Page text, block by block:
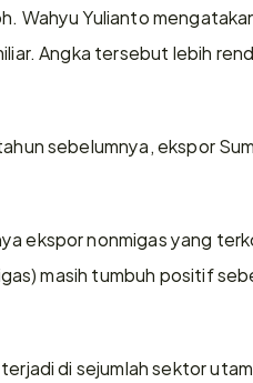
Wahyu Yulianto
Angka tersebut lebih
sebelumnya, ekspor
ekspor nonmigas yang
masih tumbuh positif
di sejumlah sektor